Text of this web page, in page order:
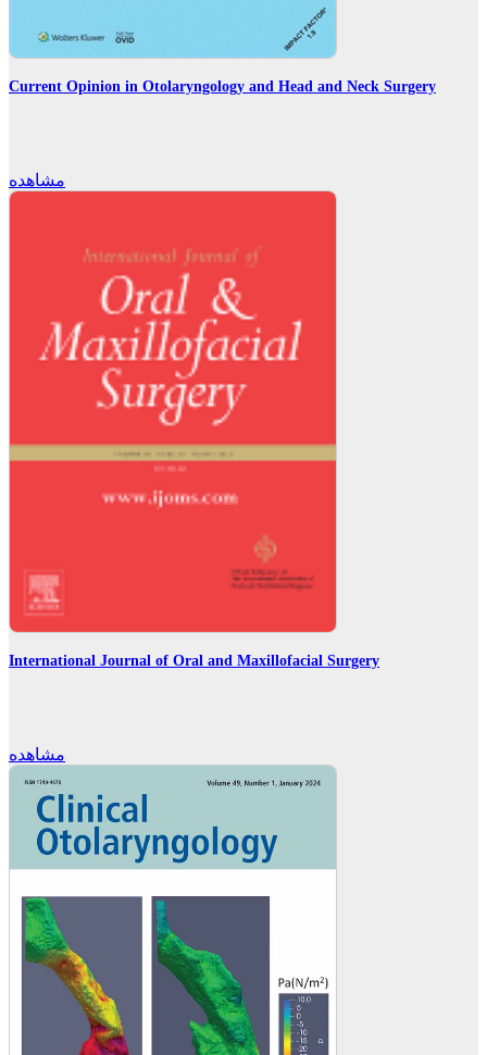
Current Opinion in Otolaryngology and Head and Neck Surgery
مشاهده
International Journal of Oral and Maxillofacial Surgery
مشاهده